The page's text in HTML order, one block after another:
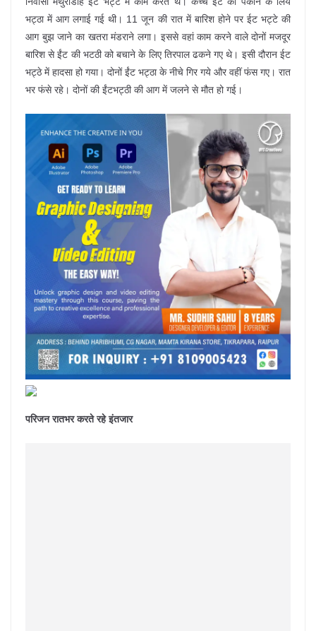
भट्ठा में आग लगाई गई थी। 11 जून की रात में बारिश होने पर ईट भट्टे की
आग बुझ जाने का खतरा मंडराने लगा। इससे वहां काम करने वाले दोनों मजदूर
बारिश से ईंट की भटठी को बचाने के लिए तिरपाल ढकने गए थे। इसी दौरान ईट
भट्ठे में हादसा हो गया। दोनों ईंट भट्ठा के नीचे गिर गये और वहीं फंस गए। रात
भर फंसे रहे। दोनों की ईंटभट्ठी की आग में जलने से मौत हो गई।
परिजन रातभर करते रहे इंतजार